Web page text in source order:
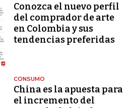
Conozca el nuevo perfil
del comprador de arte
en Colombia y sus
tendencias preferidas
CONSUMO
China es la apuesta para
el incremento del